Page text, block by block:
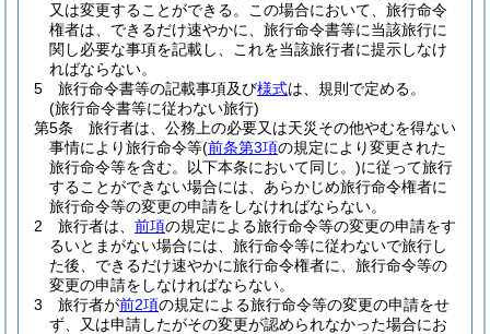
又は変更することができる。
この場合において、旅行命令
権者は、できるだけ速やかに、旅行命令書等に当該旅行に
関し必要な事項を記載し、これを当該旅行者に提示しなけ
ればならない。
5
旅行命令書等の記載事項及び様式は、規則で定める。
(旅行命令書等に従わない旅行)
第5条
旅行者は、公務上の必要又は天災その他やむを得ない
事情により旅行命令等(前条第3項の規定により変更された
旅行命令等を含む。以下本条において同じ。)に従って旅行
することができない場合には、あらかじめ旅行命令権者に
旅行命令等の変更の申請をしなければならない。
2
旅行者は、 前項の規定による旅行命令等の変更の申請をす
るいとまがない場合には、旅行命令等に従わないで旅行し
た後、できるだけ速やかに旅行命令権者に、旅行命令等の
変更の申請をしなければならない。
3
旅行者が前2項の規定による旅行命令等の変更の申請をせ
ず、又は申請したがその変更が認められなかった場合にお